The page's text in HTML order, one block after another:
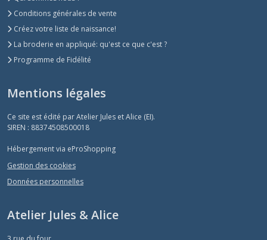
Conditions générales de vente
Créez votre liste de naissance!
La broderie en appliqué: qu'est ce que c'est ?
Programme de Fidélité
Mentions légales
Ce site est édité par Atelier Jules et Alice (EI).
SIREN : 88374508500018
Hébergement via eProShopping
Gestion des cookies
Données personnelles
Atelier Jules & Alice